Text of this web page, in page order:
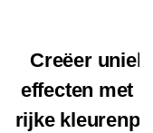
Creëer
effecten met
rijke